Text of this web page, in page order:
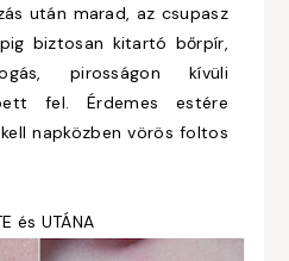
után marad, az csupasz
biztosan kitartó bőrpír,
pirosságon kívüli
fel. Érdemes estére
napközben vörös foltos
és UTÁNA